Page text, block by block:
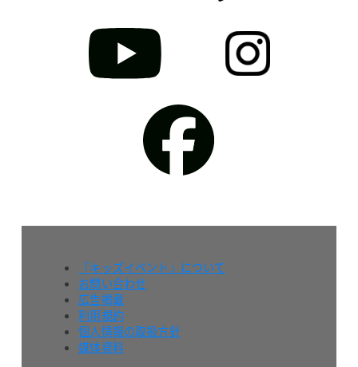
『キッズイベント』について
お問い合わせ
広告掲載
利用規約
個人情報の取扱方針
媒体資料